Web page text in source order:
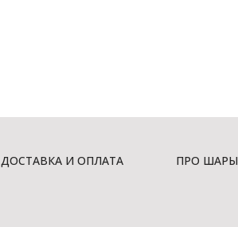
ДОСТАВКА И ОПЛАТА ПРО ШАРЫ